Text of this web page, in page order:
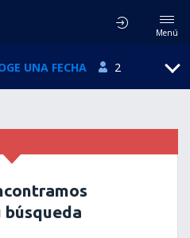
Menú
UNA FECHA 2